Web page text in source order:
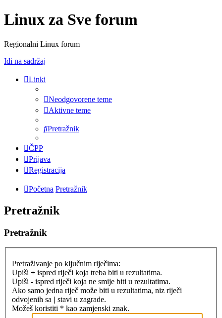
Linux za Sve forum
Regionalni Linux forum
Idi na sadržaj
Linki
Neodgovorene teme
Aktivne teme
Pretražnik
ČPP
Prijava
Registracija
Početna Pretražnik
Pretražnik
Pretražnik
Pretraživanje po ključnim riječima:
Upiši + ispred riječi koja treba biti u rezultatima.
Upiši - ispred riječi koja ne smije biti u rezultatima.
Ako samo jedna riječ može biti u rezultatima, niz riječi
odvojenih sa | stavi u zagrade.
Možeš koristiti * kao zamjenski znak.